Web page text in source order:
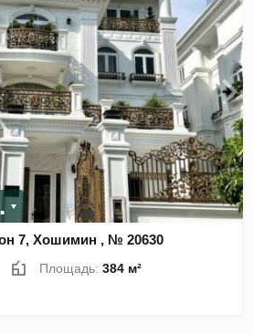
7, Хошимин , № 20630
Площадь:384 м²